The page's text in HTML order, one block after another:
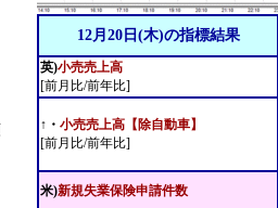
12月20日(木)の指標結果
英)小売売上高
[前月比/前年比]
↑・ 小売売上高【除自動車】
[前月比/前年比]
米)新規失業保険申請件数